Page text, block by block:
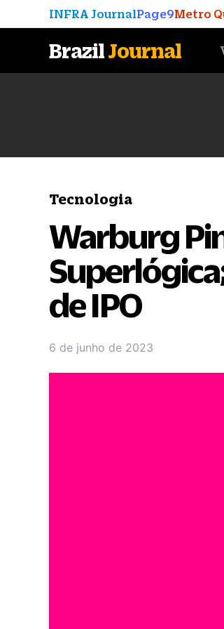
INFRA JournalPage9Metro
BrazilJournal
Tecnologia
Warburg
de IPO
6 de junho de 2023